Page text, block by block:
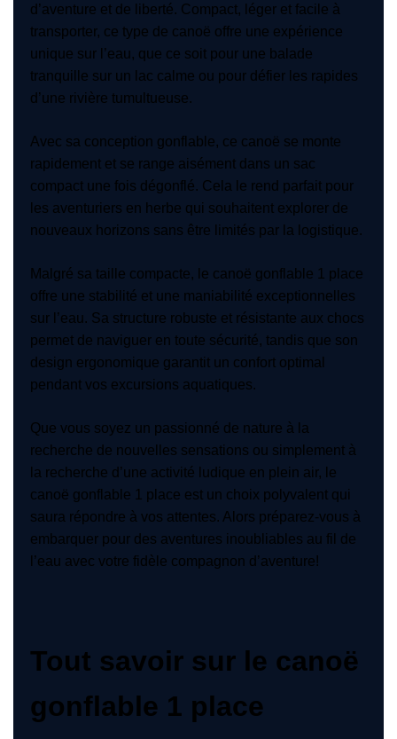
d’aventure et de liberté. Compact, léger et facile à
transporter, ce type de canoë offre une expérience
unique sur l’eau, que ce soit pour une balade
tranquille sur un lac calme ou pour défier les rapides
d’une rivière tumultueuse.
Avec sa conception gonflable, ce canoë se monte
rapidement et se range aisément dans un sac
compact une fois dégonflé. Cela le rend parfait pour
les aventuriers en herbe qui souhaitent explorer de
nouveaux horizons sans être limités par la logistique.
Malgré sa taille compacte, le canoë gonflable 1 place
offre une stabilité et une maniabilité exceptionnelles
sur l’eau. Sa structure robuste et résistante aux chocs
permet de naviguer en toute sécurité, tandis que son
design ergonomique garantit un confort optimal
pendant vos excursions aquatiques.
Que vous soyez un passionné de nature à la
recherche de nouvelles sensations ou simplement à
la recherche d’une activité ludique en plein air, le
canoë gonflable 1 place est un choix polyvalent qui
saura répondre à vos attentes. Alors préparez-vous à
embarquer pour des aventures inoubliables au fil de
l’eau avec votre fidèle compagnon d’aventure!
Tout savoir sur le canoë
gonflable 1 place